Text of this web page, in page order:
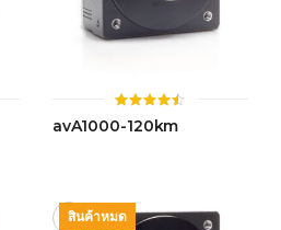
ให้
คะแนน
avA1000-120km
สินค้าหมด